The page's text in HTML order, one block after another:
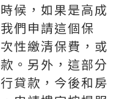
候，如果是高成
們申請這個保
性繳清保費，或
。另外，這部分
貸款，今後和房